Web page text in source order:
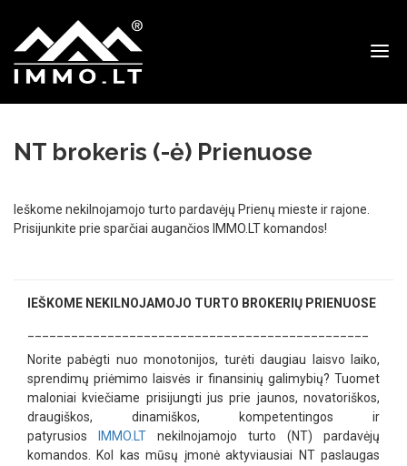
Immo
NT brokeris (-ė) Prienuose
Ieškome nekilnojamojo turto pardavėjų Prienų mieste ir rajone.
Prisijunkite prie sparčiai augančios IMMO.LT komandos!
IEŠKOME NEKILNOJAMOJO TURTO BROKERIŲ PRIENUOSE
Norite pabėgti nuo monotonijos, turėti daugiau laisvo laiko,
sprendimų priėmimo laisvės ir finansinių galimybių? Tuomet
maloniai kviečiame prisijungti jus prie jaunos, novatoriškos,
draugiškos, dinamiškos, kompetentingos ir
patyrusios
IMMO.LT nekilnojamojo turto (NT) pardavėjų
komandos. Kol kas mūsų įmonė aktyviausiai NT paslaugas